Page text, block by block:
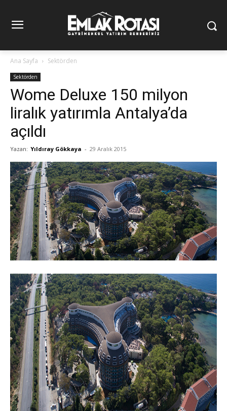
Ana Sayfa Sektörden
Sektörden
Wome Deluxe 150 milyon
liralık yatırımla Antalya’da
açıldı
Yazan: Yıldıray Gökkaya - 29 Aralık 2015